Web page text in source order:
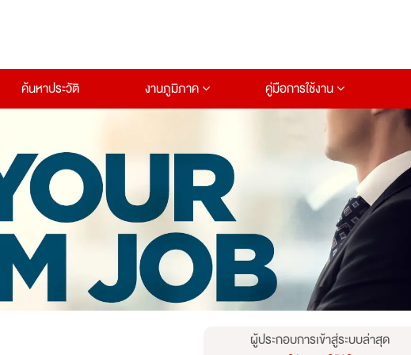
ค้นหาประวัติ งานภูมิภาค คู่มือการใช้งาน
ผู้ประกอบการเข้าสู่ระบบล่าสุด